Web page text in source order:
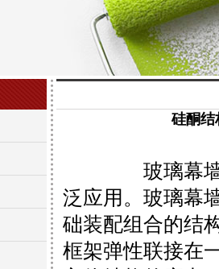
硅酮结
玻璃幕墙
泛应用。玻璃幕
础装配组合的结
框架弹性联接在